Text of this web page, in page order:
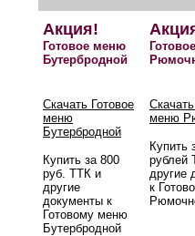
Акция!
Готовое меню
Бутербродной
Скачать Готовое
меню
Бутербродной
Купить за 800
руб. ТТК и
другие
документы к
Готовому меню
Бутербродной
меню
Купить
рублей
другие
к